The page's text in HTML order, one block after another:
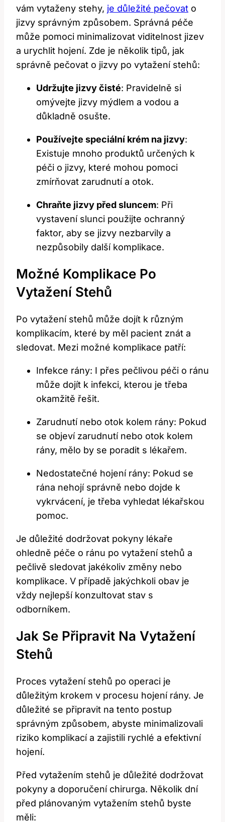
vám vytaženy stehy, je důležité pečovat o
jizvy správným způsobem. Správná ‌péče
může pomoci minimalizovat‌ viditelnost jizev
a‌ urychlit hojení. Zde je několik ​tipů, jak
správně pečovat o jizvy po vytažení⁤ stehů:
Udržujte jizvy ⁢čisté: Pravidelně si
omývejte jizvy⁤ mýdlem a ⁣vodou a
důkladně osušte.
Používejte speciální krém na jizvy:
Existuje mnoho ⁤produktů ⁣určených k
⁤péči o jizvy, které ⁣mohou pomoci
zmírňovat zarudnutí a⁤ otok.
Chraňte jizvy před ‌sluncem: ‍Při
vystavení ​slunci použijte ochranný‍
faktor,⁣ aby ⁤se jizvy nezbarvily a
nezpůsobily ⁢další komplikace.
Možné Komplikace ​po
Vytažení Stehů
Po vytažení stehů ⁢může dojít k ‍různým
komplikacím, které by měl ⁢pacient znát a
sledovat. Mezi⁣ možné komplikace ⁢patří:
Infekce rány: I přes pečlivou ​péči​ o ránu
může dojít k infekci, ⁢kterou je ⁤třeba ​
okamžitě řešit.
Zarudnutí⁤ nebo ‍otok kolem rány: ⁢Pokud
se objeví zarudnutí⁤ nebo otok kolem
rány, mělo by⁤ se poradit s lékařem.
Nedostatečné hojení rány: Pokud se
rána nehojí správně‌ nebo dojde k
vykrvácení, je třeba vyhledat‌ lékařskou​
pomoc.
Je důležité ‍dodržovat pokyny lékaře
ohledně péče ⁢o⁣ ránu po‌ vytažení stehů a
pečlivě sledovat ‍jakékoliv změny nebo
komplikace. V případě jakýchkoli obav je
vždy nejlepší konzultovat stav s
odborníkem.
Jak Se Připravit Na Vytažení
Stehů
Proces vytažení stehů po ‌operaci je‌
důležitým krokem v procesu hojení ‌rány.​ Je⁤
důležité ⁢se připravit na tento postup
⁤správným​ způsobem, abyste minimalizovali
riziko komplikací a zajistili rychlé a efektivní
hojení.
Před vytažením stehů je ⁢důležité dodržovat
pokyny a doporučení chirurga. Několik dní​
před plánovaným⁤ vytažením stehů byste
měli: